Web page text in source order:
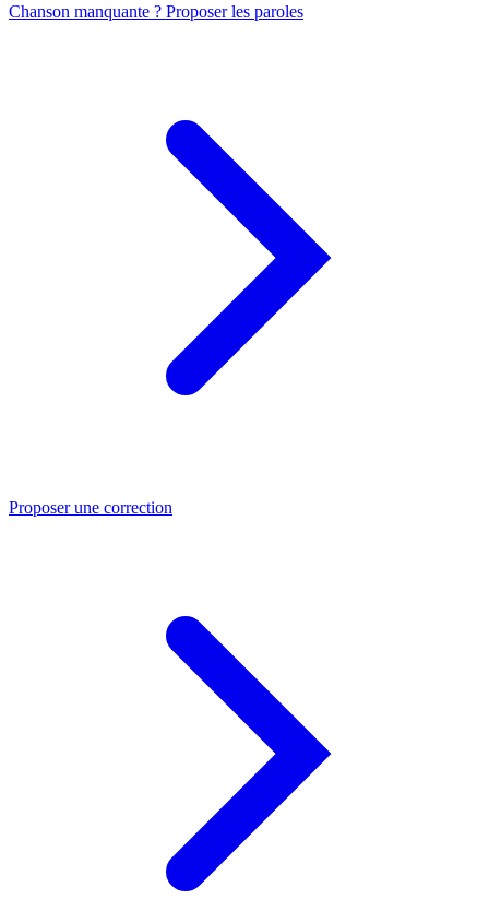
Chanson manquante ? Proposer les paroles
Proposer une correction